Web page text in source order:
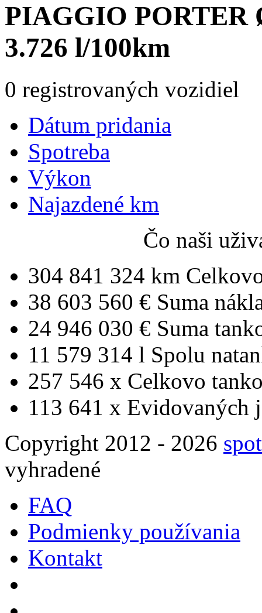
PIAGGIO PORTER
3.726 l/100km
0 registrovaných vozidiel
Dátum pridania
Spotreba
Výkon
Najazdené km
Čo naši
304 841 324 km
38 603 560 € Suma
24 946 030 € Suma
11 579 314 l Spolu
257 546 x Celkovo
113 641 x Evidovaných
Copyright 2012 - 2026
vyhradené
FAQ
Podmienky používania
Kontakt